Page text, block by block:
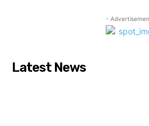
-
Latest News